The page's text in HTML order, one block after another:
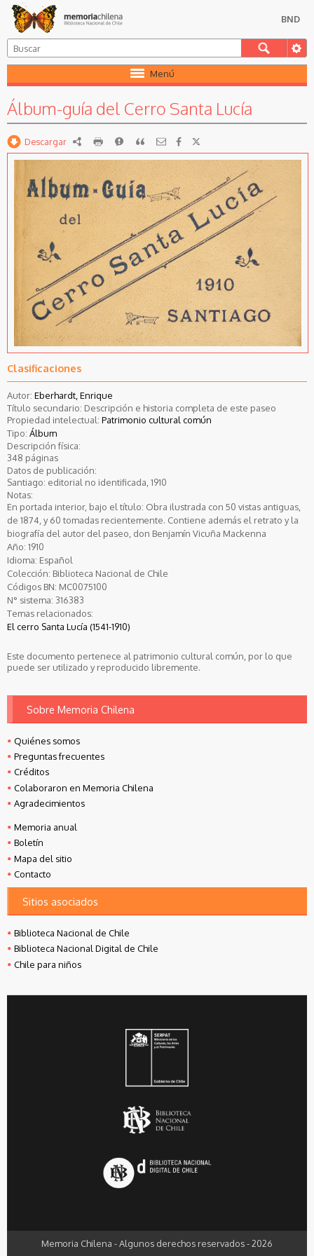
BND
Menú
Álbum-guía del Cerro Santa Lucía
Descargar RDF imprimirReportarCitar
Clasificaciones
Autor: Eberhardt, Enrique
Título secundario: Descripción e historia completa de este paseo
Propiedad intelectual: Patrimonio cultural común
Tipo: Álbum
Descripción física:
348 páginas
Datos de publicación:
Santiago: editorial no identificada, 1910
Notas:
En portada interior, bajo el título: Obra ilustrada con 50 vistas antiguas,
de 1874, y 60 tomadas recientemente. Contiene además el retrato y la
biografía del autor del paseo, don Benjamín Vicuña Mackenna
Año: 1910
Idioma: Español
Colección: Biblioteca Nacional de Chile
Códigos BN: MC0075100
N° sistema: 316383
Temas relacionados:
El cerro Santa Lucía (1541-1910)
Este documento pertenece al patrimonio cultural común, por lo que
puede ser utilizado y reproducido libremente.
Sobre Memoria Chilena
Quiénes somos
Preguntas frecuentes
Créditos
Colaboraron en Memoria Chilena
Agradecimientos
Memoria anual
Boletín
Mapa del sitio
Contacto
Sitios asociados
Biblioteca Nacional de Chile
Biblioteca Nacional Digital de Chile
Chile para niños
Memoria Chilena - Algunos derechos reservados - 2026